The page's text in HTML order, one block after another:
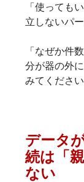
「使っても
立しないパー
「なぜか件
分が器の外
みてください
データ
続は「
ない